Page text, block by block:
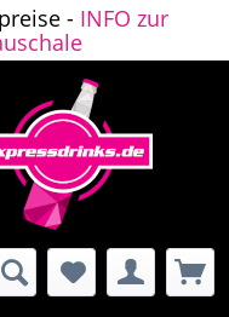
- INFO zur